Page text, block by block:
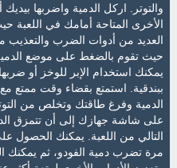
والتوتر. اركل الدمية واضربها بيديك
الأخرى المتاحة أمامك في اللعبة
العديد من أدوات الضرب والتعذيب
حيث تقوم بالضغط على موضع
يمكنك استخدام الإبر للوخز أو
ببندقية. استمتع بقضاء وقت ممتع
الدمية وفرغ طاقتك وتخلص من
على شاشة جهازك إلى أن تتمزق
التالي من اللعبة. يمكنك الحصول
مرة تضرب دمية الفودو، ثم يمكنك